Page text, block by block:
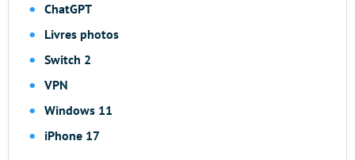
ChatGPT
Livres photos
Switch 2
VPN
Windows 11
iPhone 17